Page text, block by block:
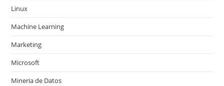
Linux
Machine Learning
Marketing
Microsoft
Mineria de Datos